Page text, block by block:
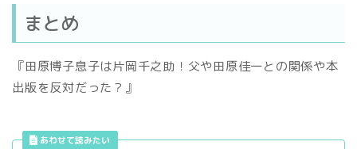
まとめ
『田原博子息子は片岡千之助！父や田原佳一との関係や本
出版を反対だった？』